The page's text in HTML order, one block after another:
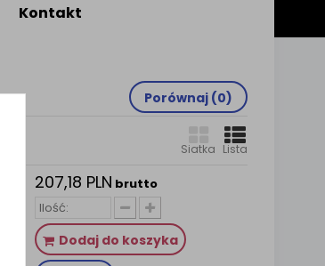
Kontakt
Porównaj (0)
Siatka Lista
207,18 PLN brutto
Dodaj do koszyka